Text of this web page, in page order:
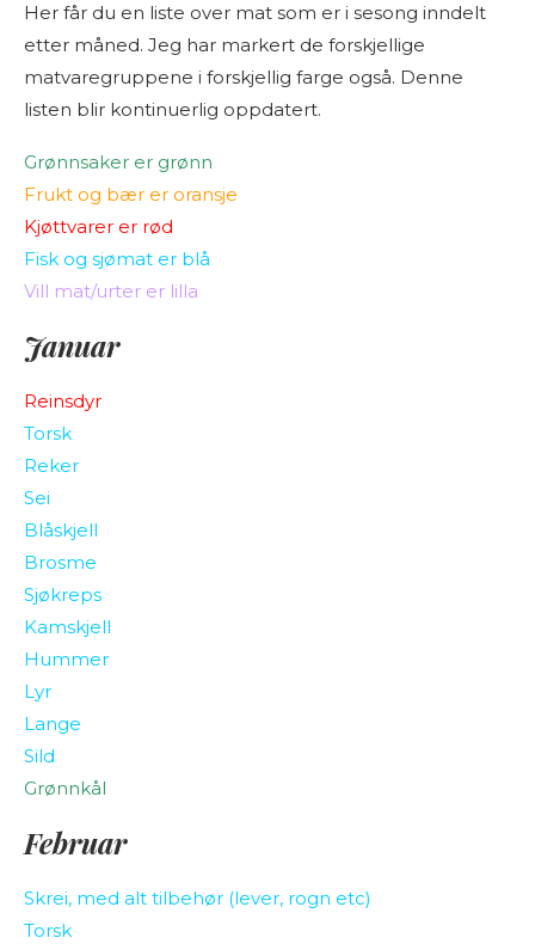
Her får du en liste over mat som er i sesong inndelt
etter måned. Jeg har markert de forskjellige
matvaregruppene i forskjellig farge også. Denne
listen blir kontinuerlig oppdatert.
Grønnsaker er grønn
Frukt og bær er oransje
Kjøttvarer er rød
Fisk og sjømat er blå
Vill mat/urter er lilla
Januar
Reinsdyr
Torsk
Reker
Sei
Blåskjell
Brosme
Sjøkreps
Kamskjell
Hummer
Lyr
Lange
Sild
Grønnkål
Februar
Skrei, med alt tilbehør (lever, rogn etc)
Torsk